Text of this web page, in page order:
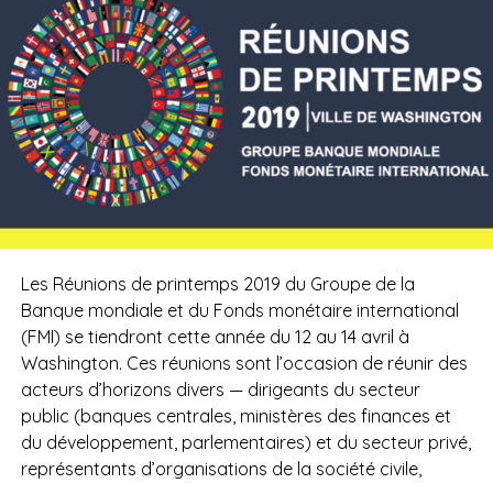
Les Réunions de printemps 2019 du Groupe de la
Banque mondiale et du Fonds monétaire international
(FMI) se tiendront cette année du 12 au 14 avril à
Washington. Ces réunions sont l’occasion de réunir des
acteurs d’horizons divers — dirigeants du secteur
public (banques centrales, ministères des finances et
du développement, parlementaires) et du secteur privé,
représentants d’organisations de la société civile,